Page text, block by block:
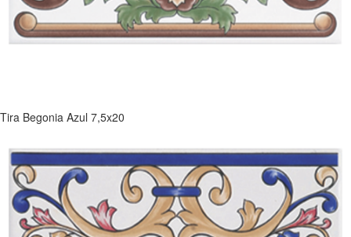
Tira Begonia Azul 7,5x20